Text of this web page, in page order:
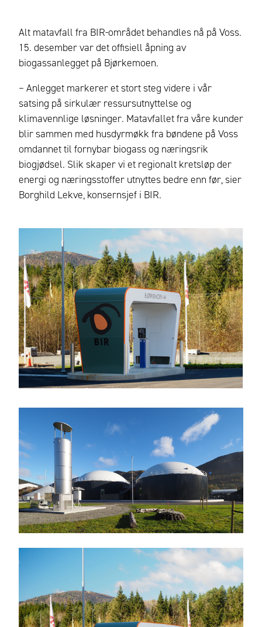
Alt matavfall fra BIR-området behandles nå på Voss.
15. desember var det offisiell åpning av
biogassanlegget på Bjørkemoen.
– Anlegget markerer et stort steg videre i vår
satsing på sirkulær ressursutnyttelse og
klimavennlige løsninger. Matavfallet fra våre kunder
blir sammen med husdyrmøkk fra bøndene på Voss
omdannet til fornybar biogass og næringsrik
biogjødsel. Slik skaper vi et regionalt kretsløp der
energi og næringsstoffer utnyttes bedre enn før, sier
Borghild Lekve, konsernsjef i BIR.